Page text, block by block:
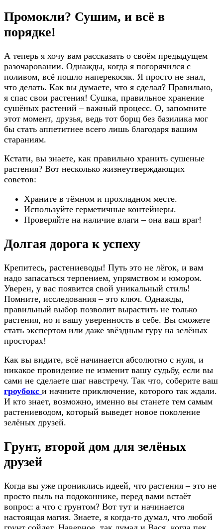
Промокли? Сушим, и всё в
порядке!
А теперь я хочу вам рассказать о своём предыдущем
разочаровании. Однажды, когда я погорячился с
поливом, всё пошло наперекосяк. Я просто не знал,
что делать. Как вы думаете, что я сделал? Правильно,
я спас свои растения! Сушка, правильное хранение
сушёных растений – важный процесс. О, запомните
этот момент, друзья, ведь тот борщ без базилика мог
бы стать аппетитнее всего лишь благодаря вашим
стараниям.
Кстати, вы знаете, как правильно хранить сушеные
растения? Вот несколько жизнеутверждающих
советов:
Храните в тёмном и прохладном месте.
Используйте герметичные контейнеры.
Проверяйте на наличие влаги – она ваш враг!
Долгая дорога к успеху
Крепитесь, растениеводы! Путь это не лёгок, и вам
надо запасаться терпением, упрямством и юмором.
Уверен, у вас появится свой уникальный стиль!
Помните, исследования – это ключ. Однажды,
правильный выбор позволит вырастить не только
растения, но и вашу уверенность в себе. Вы сможете
стать экспертом или даже звёздным гуру на зелёных
просторах!
Как вы видите, всё начинается абсолютно с нуля, и
никакое провидение не изменит вашу судьбу, если вы
сами не сделаете шаг навстречу. Так что, соберите ваш
гроубокс и начните приключение, которого так ждали.
И кто знает, возможно, именно вы станете тем самым
растениеводом, который выведет новое поколение
зелёных друзей.
Грунт, второй дом для зелёных
друзей
Когда вы уже прониклись идеей, что растения – это не
просто пыль на подоконнике, перед вами встаёт
вопрос: а что с грунтом? Вот тут и начинается
настоящая магия. Знаете, я когда-то думал, что любой